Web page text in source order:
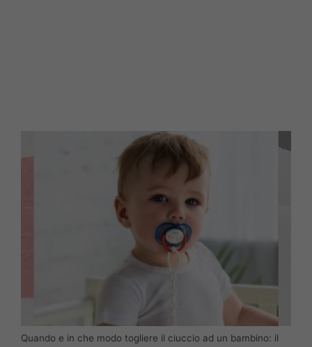
Quando e in che modo togliere il ciuccio ad un bambino: il